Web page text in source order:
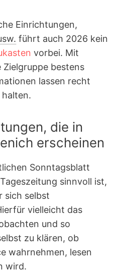
Einrichtungen,
führt auch 2026 kein
vorbei. Mit
Zielgruppe bestens
lassen recht
die in
erscheinen
Sonntagsblatt
sinnvoll ist,
sich selbst
vielleicht das
und so
zu klären, ob
wahrnehmen, lesen
wird.